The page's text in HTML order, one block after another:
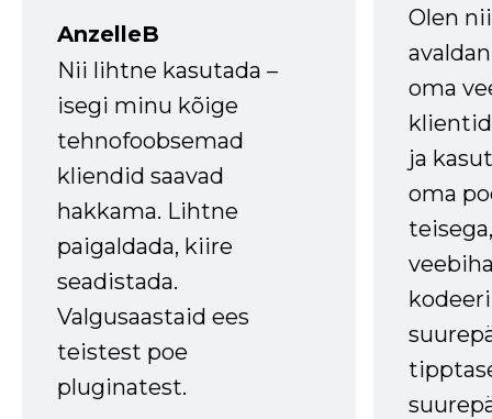
AnzelleB
Nii lihtne kasutada –
isegi minu kõige
tehnofoobsemad
kliendid saavad
hakkama. Lihtne
paigaldada, kiire
seadistada.
Valgusaastaid ees
teistest poe
pluginatest.
Olen
oma
ja
oma